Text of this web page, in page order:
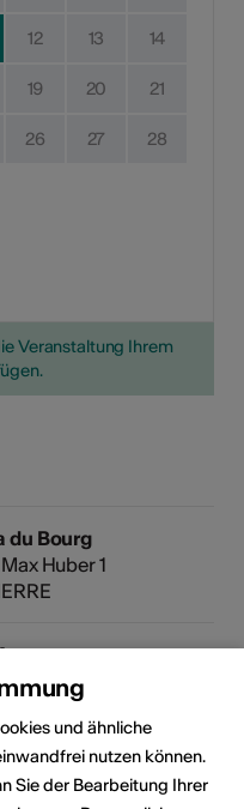
12 13 14
19 20 21
26 27 28
Veranstaltung Ihrem
du Bourg
Huber 1
Pellicule
Château 19
6 22 761 561
und ähnliche
nutzen können.
Sie der Bearbeitung Ihrer